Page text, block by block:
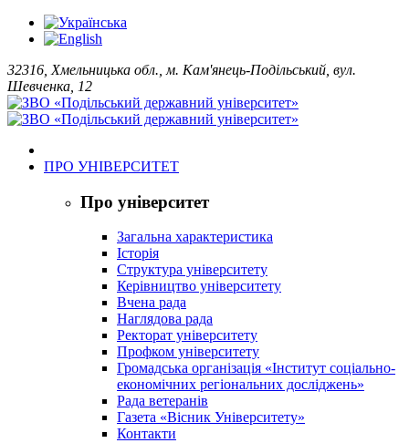
32316, Хмельницька обл., м. Кам'янець-Подільський, вул.
Шевченка, 12
ПРО УНІВЕРСИТЕТ
Про університет
Загальна характеристика
Історія
Структура університету
Керівництво університету
Вчена рада
Наглядова рада
Ректорат університету
Профком університету
Громадська організація «Інститут соціально-
економічних регіональних досліджень»
Рада ветеранів
Газета «Вісник Університету»
Контакти